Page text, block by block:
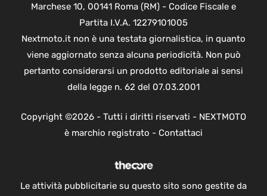
Marchese 10, 00141 Roma (RM) - Codice Fiscale e
Partita I.V.A. 12279101005
Nextmoto.it non è una testata giornalistica, in quanto
viene aggiornato senza alcuna periodicità. Non può
pertanto considerarsi un prodotto editoriale ai sensi
della legge n. 62 del 07.03.2001
Copyright ©2026 - Tutti i diritti riservati - NEXTMOTO
è marchio registrato - Contattaci
Le attività pubblicitarie su questo sito sono gestite da